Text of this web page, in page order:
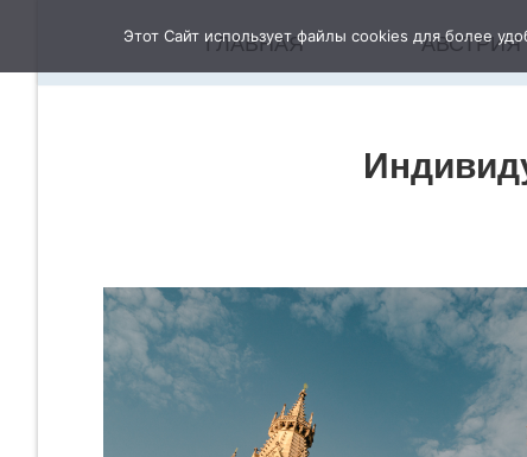
ГЛАВНАЯ АВСТРИЯ
Этот Сайт использует файлы cookies для более